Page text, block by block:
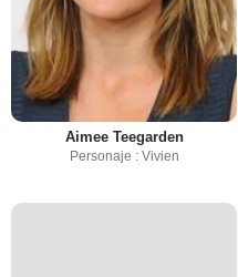
Aimee Teegarden
Personaje : Vivien